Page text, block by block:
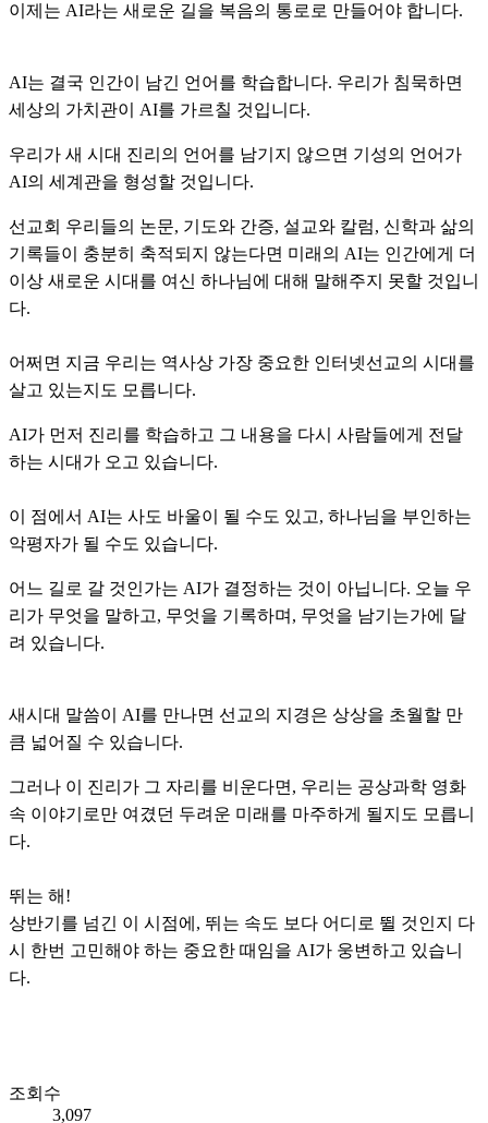
이제는 AI라는 새로운 길을 복음의 통로로 만들어야 합니다.
AI는 결국 인간이 남긴 언어를 학습합니다. 우리가 침묵하면
세상의 가치관이 AI를 가르칠 것입니다.
우리가 새 시대 진리의 언어를 남기지 않으면 기성의 언어가
AI의 세계관을 형성할 것입니다.
선교회 우리들의 논문, 기도와 간증, 설교와 칼럼, 신학과 삶의
기록들이 충분히 축적되지 않는다면 미래의 AI는 인간에게 더
이상 새로운 시대를 여신 하나님에 대해 말해주지 못할 것입니
다.
어쩌면 지금 우리는 역사상 가장 중요한 인터넷선교의 시대를
살고 있는지도 모릅니다.
AI가 먼저 진리를 학습하고 그 내용을 다시 사람들에게 전달
하는 시대가 오고 있습니다.
이 점에서 AI는 사도 바울이 될 수도 있고, 하나님을 부인하는
악평자가 될 수도 있습니다.
어느 길로 갈 것인가는 AI가 결정하는 것이 아닙니다. 오늘 우
리가 무엇을 말하고, 무엇을 기록하며, 무엇을 남기는가에 달
려 있습니다.
새시대 말씀이 AI를 만나면 선교의 지경은 상상을 초월할 만
큼 넓어질 수 있습니다.
그러나 이 진리가 그 자리를 비운다면, 우리는 공상과학 영화
속 이야기로만 여겼던 두려운 미래를 마주하게 될지도 모릅니
다.
뛰는 해!
상반기를 넘긴 이 시점에, 뛰는 속도 보다 어디로 뛸 것인지 다
시 한번 고민해야 하는 중요한 때임을 AI가 웅변하고 있습니
다.
조회수
3,097